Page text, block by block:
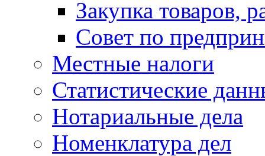
Закупка товаров,
Совет по
Местные налоги
Статистические
Нотариальные дела
Номенклатура дел